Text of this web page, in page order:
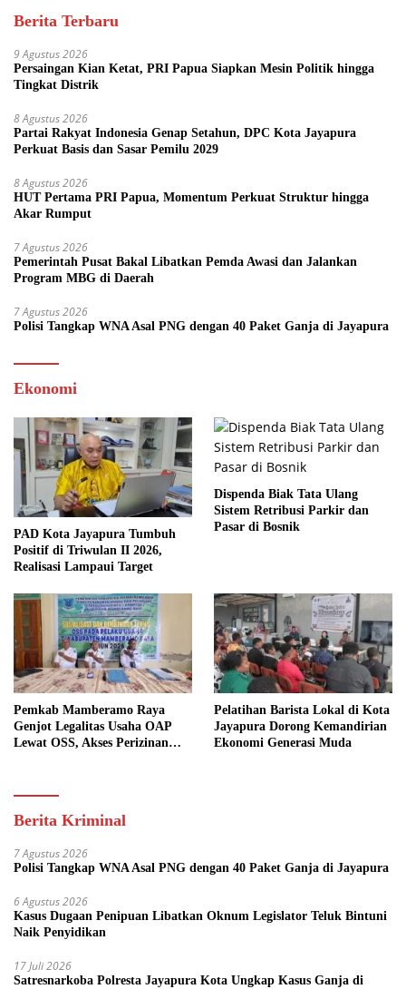
Berita Terbaru
9 Agustus 2026
Persaingan Kian Ketat, PRI Papua Siapkan Mesin Politik hingga
Tingkat Distrik
8 Agustus 2026
Partai Rakyat Indonesia Genap Setahun, DPC Kota Jayapura
Perkuat Basis dan Sasar Pemilu 2029
8 Agustus 2026
HUT Pertama PRI Papua, Momentum Perkuat Struktur hingga
Akar Rumput
7 Agustus 2026
Pemerintah Pusat Bakal Libatkan Pemda Awasi dan Jalankan
Program MBG di Daerah
7 Agustus 2026
Polisi Tangkap WNA Asal PNG dengan 40 Paket Ganja di Jayapura
Ekonomi
PAD Kota Jayapura Tumbuh
Positif di Triwulan II 2026,
Realisasi Lampaui Target
Dispenda Biak Tata Ulang
Sistem Retribusi Parkir dan
Pasar di Bosnik
Pemkab Mamberamo Raya
Genjot Legalitas Usaha OAP
Lewat OSS, Akses Perizinan
Pelatihan Barista Lokal di Kota
Jayapura Dorong Kemandirian
Ekonomi Generasi Muda
Berita Kriminal
7 Agustus 2026
Polisi Tangkap WNA Asal PNG dengan 40 Paket Ganja di Jayapura
6 Agustus 2026
Kasus Dugaan Penipuan Libatkan Oknum Legislator Teluk Bintuni
Naik Penyidikan
17 Juli 2026
Satresnarkoba Polresta Jayapura Kota Ungkap Kasus Ganja di